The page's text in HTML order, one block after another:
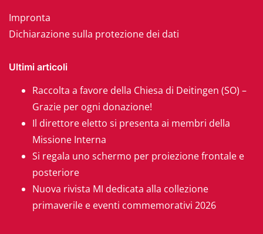
Impronta
Dichiarazione sulla protezione dei dati
Ultimi articoli
Raccolta a favore della Chiesa di Deitingen (SO) –
Grazie per ogni donazione!
Il direttore eletto si presenta ai membri della
Missione Interna
Si regala uno schermo per proiezione frontale e
posteriore
Nuova rivista MI dedicata alla collezione
primaverile e eventi commemorativi 2026